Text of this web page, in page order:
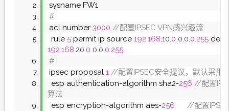
sysname FW1
#
acl number 3000 //配置IPSEC VPN感兴趣流
rule 5 permit ip source 192.168.10.0 0.0.0.255
192.168.20.0 0.0.0.255
#
ipsec proposal 1 //配置IPSEC安全提议，默认采用
esp authentication-algorithm sha2-256 //配置
算法
esp encryption-algorithm aes-256
//配置